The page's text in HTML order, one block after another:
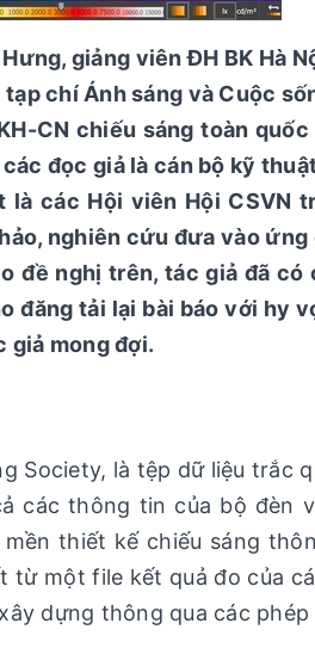
giảng viên ĐH BK Hà
chí Ánh sáng và Cuộc
CN chiếu sáng toàn quốc
đọc giả là cán bộ kỹ
các Hội viên Hội CSVN
nghiên cứu đưa vào
đề nghị trên, tác giả đã có
đăng tải lại bài báo với hy
giả mong đợi.
Society, là tệp dữ liệu trắc
các thông tin của bộ đèn
thiết kế chiếu sáng
từ một file kết quả đo của
dựng thông qua các phép